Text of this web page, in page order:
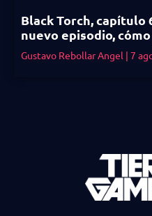
Black Torch, capítulo
nuevo episodio,
Gustavo Rebollar Angel 7